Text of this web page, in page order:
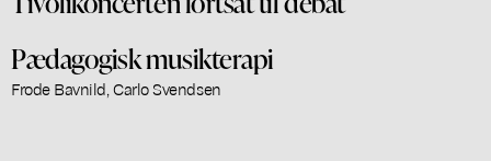
Pædagogisk musikterapi
Frode Bavnild, Carlo Svendsen